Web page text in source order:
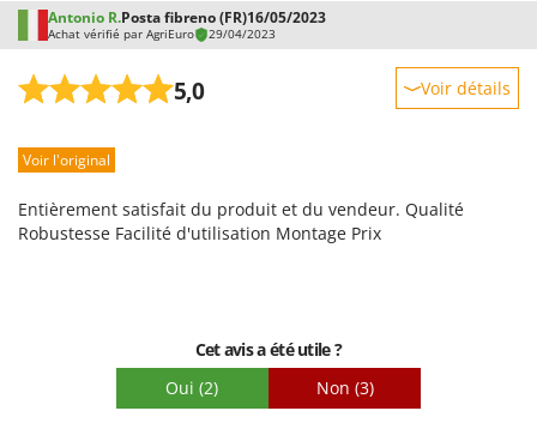
Antonio R.Posta fibreno (FR)16/05/2023
Achat vérifié par AgriEuro 29/04/2023
5,0 Voir détails
Prestations
Qualité / Prix
Voir l'original
Entièrement satisfait du produit et du vendeur. Qualité
Robustesse Facilité d'utilisation Montage Prix
Cet avis a été utile ?
Oui (2) Non (3)